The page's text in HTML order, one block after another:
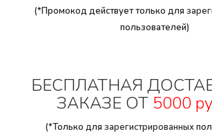
(*Промокод действует только для
пользователей)
БЕСПЛАТНАЯ
ЗАКАЗЕ ОТ 5000
(*Только для зарегистрированных